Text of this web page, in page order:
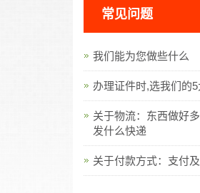
常见问题
我们能为您做些什么
办理证件时,选我们的
关于物流：东西做好
发什么快递
关于付款方式：支付